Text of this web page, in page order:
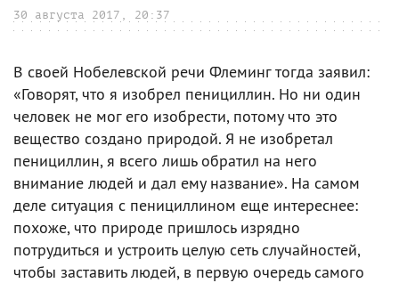
30 августа 2017, 20:37
В своей Нобелевской речи Флеминг тогда заявил:
«Говорят, что я изобрел пенициллин. Но ни один
человек не мог его изобрести, потому что это
вещество создано природой. Я не изобретал
пенициллин, я всего лишь обратил на него
внимание людей и дал ему название». На самом
деле ситуация с пенициллином еще интереснее:
похоже, что природе пришлось изрядно
потрудиться и устроить целую сеть случайностей,
чтобы заставить людей, в первую очередь самого